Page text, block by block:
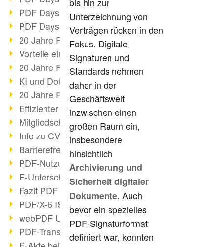
PDF Days 2022 Themenblock 1
PDF Days Europe 2022
20 Jahre PDF/X (Teil 3)
Vorteile einer PDF-Businesslösung
20 Jahre PDF/X (Teil 2)
KI und Dokumenten-Management
20 Jahre PDF/X (Teil 1)
Effizienter Dokumenten Workflow
Mitgliedschaft PDF Association
Info zu CVE-2022-22965
Barrierefreiheit mehr als Inklusion
PDF-Nutzung durch Pandemie
E-Unterschriften für Verwaltung
Fazit PDF Days 2021
PDF/X-6 ISO-Norm
webPDF Update 8.0.0.2393
PDF-Transparenz beim PDF-Format
Unterzeichnung von
Verträgen rücken in den
Fokus. Digitale
Signaturen und
Standards nehmen
daher in der
Geschäftswelt
inzwischen einen
großen Raum ein,
insbesondere
hinsichtlich
Archivierung und
Sicherheit digitaler
Dokumente. Auch
bevor ein spezielles
PDF-Signaturformat
definiert war, konnten